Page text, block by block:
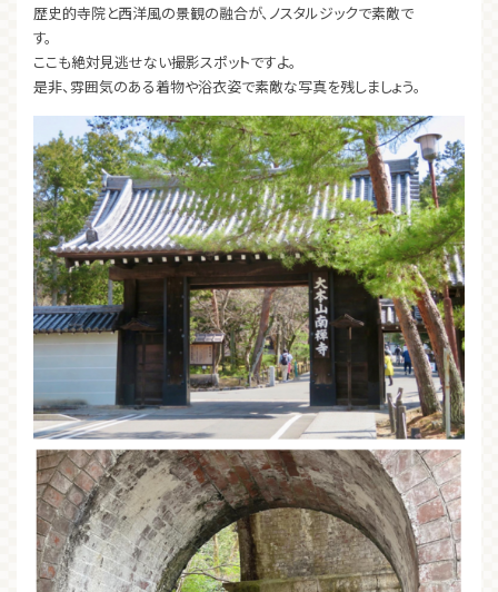
歴史的寺院と西洋風の景観の融合が、ノスタルジックで素敵で
す。
ここも絶対見逃せない撮影スポットですよ。
是非、雰囲気のある着物や浴衣姿で素敵な写真を残しましょう。